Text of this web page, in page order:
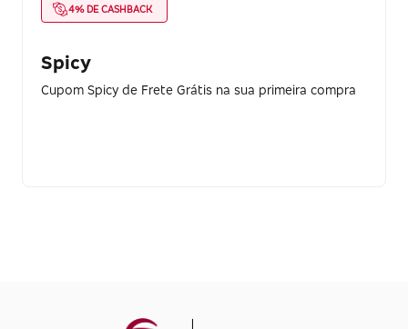
4% DE CASHBACK
Spicy
Cupom Spicy de Frete Grátis na sua primeira compra